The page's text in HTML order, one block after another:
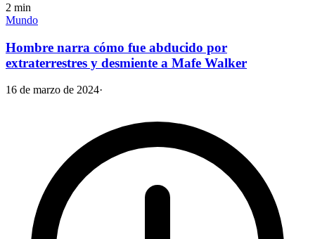
2 min
Mundo
Hombre narra cómo fue abducido por
extraterrestres y desmiente a Mafe Walker
16 de marzo de 2024·